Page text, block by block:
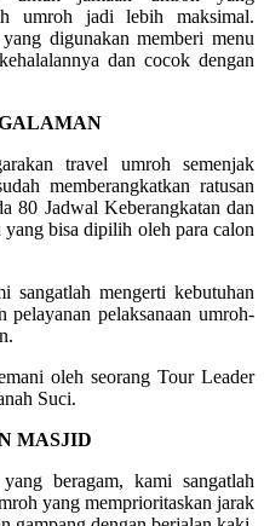
umroh jadi lebih maksimal.
digunakan memberi menu
dan cocok dengan
travel umroh semenjak
memberangkatkan ratusan
80 Jadwal Keberangkatan dan
bisa dipilih oleh para calon
sangatlah mengerti kebutuhan
pelayanan pelaksanaan umroh-
oleh seorang Tour Leader
Suci.
MASJID
beragam, kami sangatlah
yang memprioritaskan jarak